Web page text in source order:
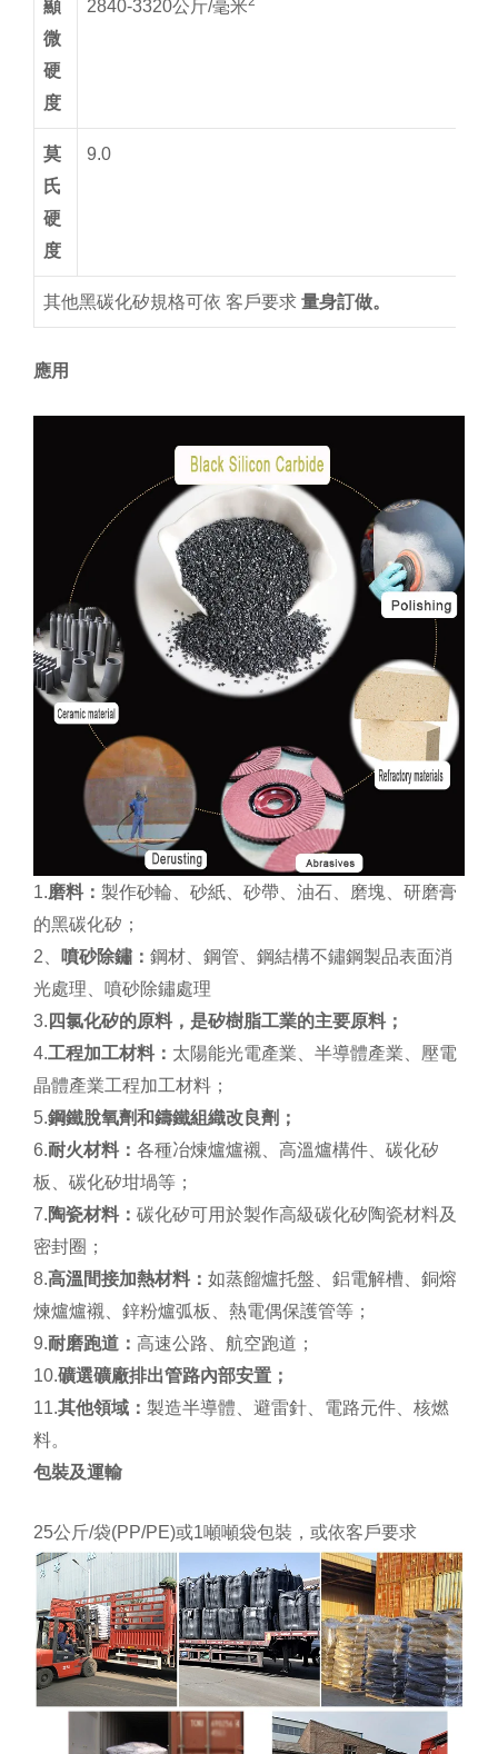
顯
微
硬
度
2840-3320公斤/毫米
莫
氏
硬
度
9.0
其他黑碳化矽規格可依 客戶要求 量身訂做。
應用
1.磨料： 製作砂輪、砂紙、砂帶、油石、磨塊、研磨膏
的黑碳化矽；
2、
噴砂除鏽： 鋼材、鋼管、鋼結構不鏽鋼製品表面消
光處理、噴砂除鏽處理
3. 四氯化矽的原料，是矽樹脂工業的主要原料；
4.工程加工材料： 太陽能光電產業、半導體產業、壓電
晶體產業工程加工材料；
5.鋼鐵脫氧劑和鑄鐵組織改良劑；
6.耐火材料： 各種冶煉爐爐襯、高溫爐構件、碳化矽
板、碳化矽坩堝等；
7.陶瓷材料： 碳化矽可用於製作高級碳化矽陶瓷材料及
密封圈；
8.高溫間接加熱材料： 如蒸餾爐托盤、鋁電解槽、銅熔
煉爐爐襯、鋅粉爐弧板、熱電偶保護管等；
9.耐磨跑道： 高速公路、航空跑道；
10.礦選礦廠排出管路內部安置；
11.其他領域： 製造半導體、避雷針、電路元件、核燃
料。
包裝及運輸
25公斤/袋(PP/PE)或1噸噸袋包裝，或依客戶要求